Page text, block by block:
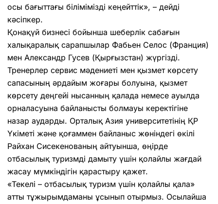
осы бағыттағы білімімізді кеңейттік», – дейді
кәсіпкер.
Қонақүй бизнесі бойынша шеберлік сабағын
халықаралық сарапшылар Фабьен Селос (Франция)
мен Александр Гусев (Қырғызстан) жүргізді.
Тренерлер сервис мәдениеті мен қызмет көрсету
сапасының әрдайым жоғары болуына, қызмет
көрсету деңгейі нысанның қалада немесе ауылда
орналасуына байланысты болмауы керектігіне
назар аударды. Орталық Азия университетінің ҚР
Үкіметі және қоғаммен байланыс жөніндегі өкілі
Райхан Сисекенованың айтуынша, өңірде
отбасылық туризмді дамыту үшін қолайлы жағдай
жасау мүмкіндігін қарастыру қажет.
«Текелі – отбасылық туризм үшін қолайлы қала»
атты тұжырымдаманы ұсынып отырмыз. Осылайша